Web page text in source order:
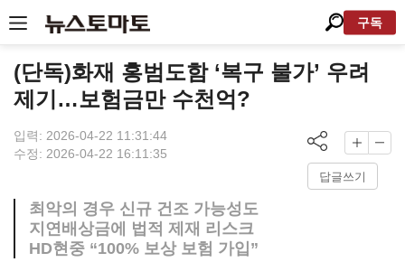
구독
(단독)화재 홍범도함 ‘복구 불가’ 우려
제기…보험금만 수천억?
입력: 2026-04-22 11:31:44
수정: 2026-04-22 16:11:35
답글쓰기
최악의 경우 신규 건조 가능성도
지연배상금에 법적 제재 리스크
HD현중 “100% 보상 보험 가입”